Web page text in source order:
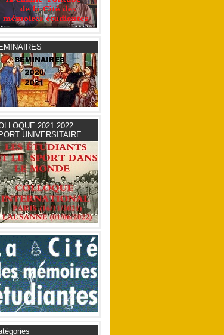
2021 2022
UNIVERSITAIRE